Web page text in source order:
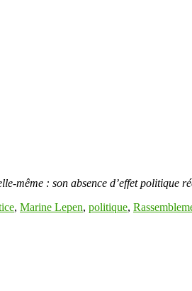
même : son absence d’effet politique
, Marine Lepen, politique,